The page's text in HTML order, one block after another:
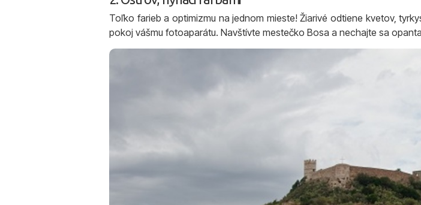
Toľko farieb a optimizmu na jednom mieste! Žiarivé odtiene kvetov,
pokoj vášmu fotoaparátu. Navštívte mestečko Bosa a nechajte sa